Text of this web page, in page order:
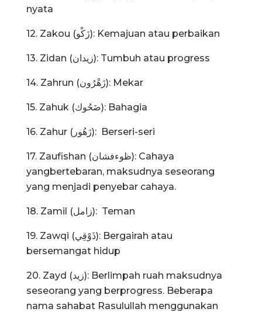
nyata
12. Zakou (زَكْو): Kemajuan atau perbaikan
13. Zidan (زيدان): Tumbuh atau progress
14. Zahrun (زَهْرُون): Mekar
15. Zahuk (ضَحُوك): Bahagia
16. Zahur (زَهُور): Berseri-seri
17. Zaufishan (ظوءفشان): Cahaya
yangbertebaran, maksudnya seseorang
yang menjadi penyebar cahaya.
18. Zamil (زامل): Teman
19. Zawqi (ذَوْقِي): Bergairah atau
bersemangat hidup
20. Zayd (زيد): Berlimpah ruah maksudnya
seseorang yang berprogress. Beberapa
nama sahabat Rasulullah menggunakan